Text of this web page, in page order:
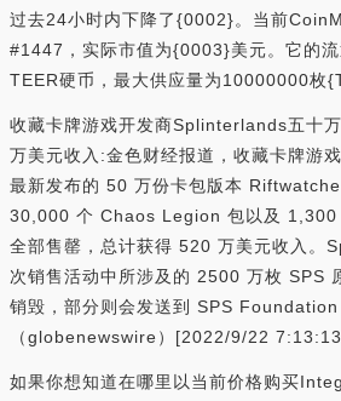
过去24小时内下降了{0002}。当前
#1447，实际市值为{0003}美元。它的
TEER硬币，最大供应量为10000000枚
收藏卡牌游戏开发商Splinterlands五十
万美元收入:金色财经报道，收藏卡牌游
最新发布的 50 万份卡包版本
30,000 个 Chaos Legion 包以及 1,300
全部售罄，总计获得 520 万美元收入。
次销售活动中所涉及的 2500 万枚 SPS
销毁，部分则会发送到 SPS Foundation
（globenewswire）[2022/9/22
如果你想知道在哪里以当前价格购买